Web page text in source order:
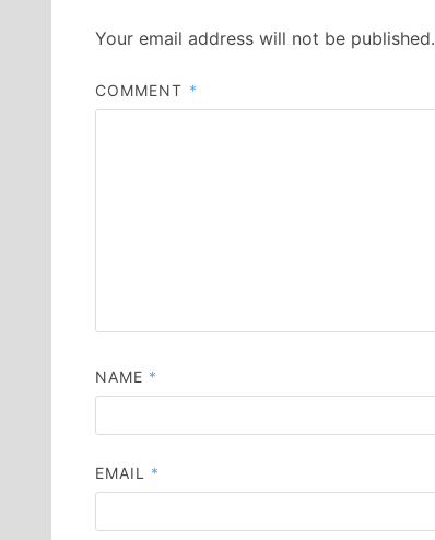
Your email address will not be published.
COMMENT *
NAME *
EMAIL *